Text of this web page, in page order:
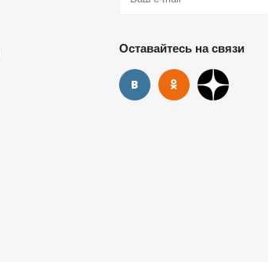
Оставайтесь на связи